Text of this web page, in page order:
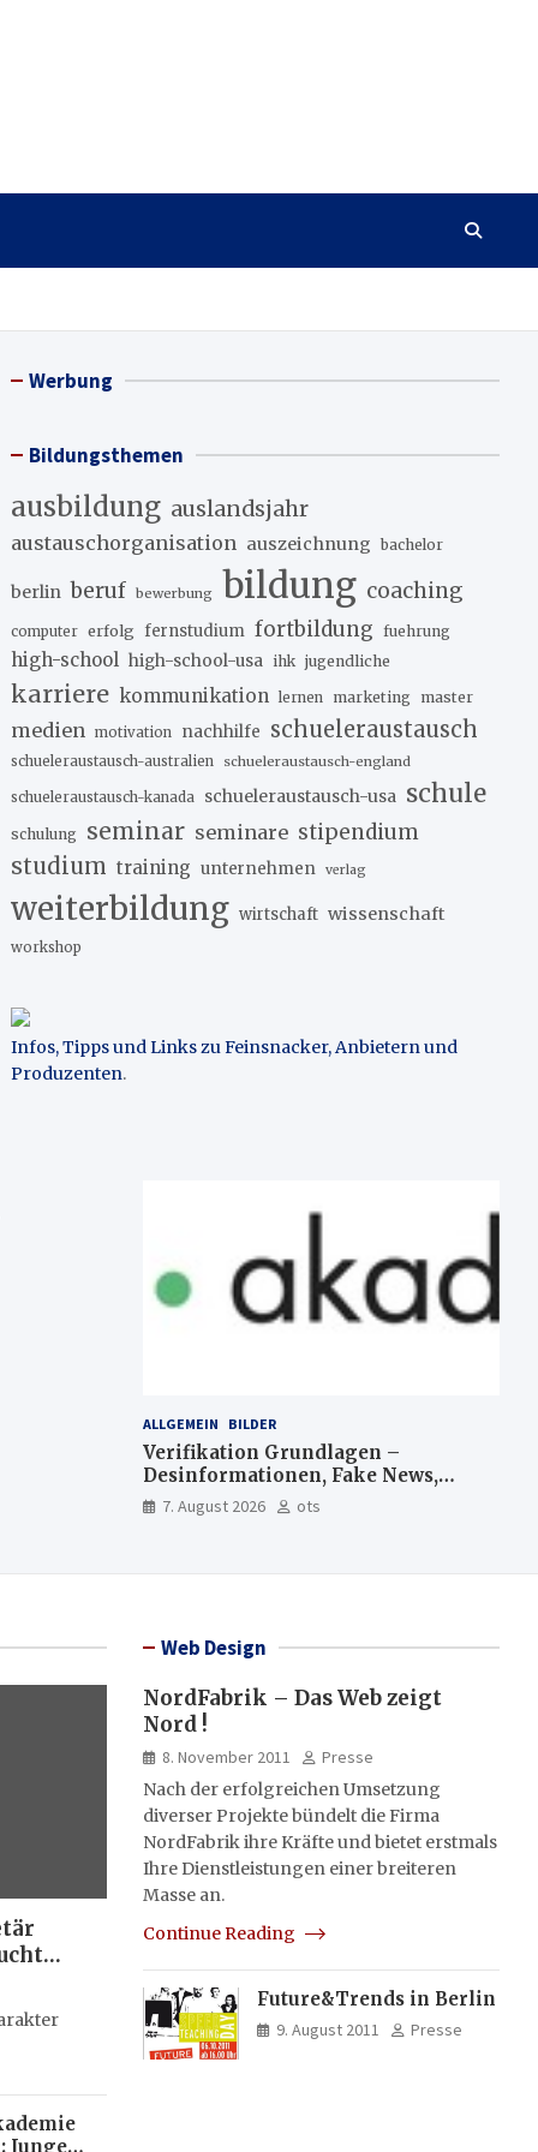
Werbung
Bildungsthemen
ausbildung auslandsjahr
austauschorganisation auszeichnung bachelor
berlin beruf bewerbung bildung coaching
computer erfolg fernstudium fortbildung fuehrung
high-school high-school-usa ihk jugendliche
karriere kommunikation lernen marketing master
medien motivation nachhilfe schueleraustausch
schueleraustausch-australien schueleraustausch-england
schueleraustausch-kanada schueleraustausch-usa schule
schulung seminar seminare stipendium
studium training unternehmen verlag
weiterbildung wirtschaft wissenschaft
workshop
Infos, Tipps und Links zu Feinsnacker, Anbietern und
Produzenten.
ALLGEMEIN BILDER
Verifikation Grundlagen –
Desinformationen, Fake News,
manipulierte Inhalte | dpa-
Akademie
7. August 2026 ots
Junge
Web Design
NordFabrik – Das Web zeigt
Nord !
8. November 2011
Presse
Nach der erfolgreichen Umsetzung
diverser Projekte bündelt die Firma
NordFabrik ihre Kräfte und bietet erstmals
Ihre Dienstleistungen einer breiteren
Masse an.
Continue Reading
Future&Trends in Berlin
9. August 2011 Presse